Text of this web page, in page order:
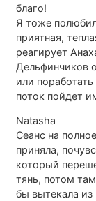
благо!
Я тоже
приятная,
реагирует
Дельфинчиков
или
поток пойдет
Natasha
Сеанс на
приняла,
который
тянь, потом
бы вытекала